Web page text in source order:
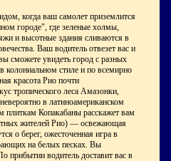
когда ваш самолет приземлится в
городе", где зеленые холмы,
и высотные здания сливаются в
Ваш водитель отвезет вас из
сможете увидеть город с разных
колониальном стиле и по всемирно
красота Рио почти
тропического леса Амазонки,
в латиноамериканском
плиткам Копакабаны расскажет вам
жителей Рио) — освежающая
о берег, ожесточенная игра в
на белых песках. Вы
прибытии водитель доставит вас в